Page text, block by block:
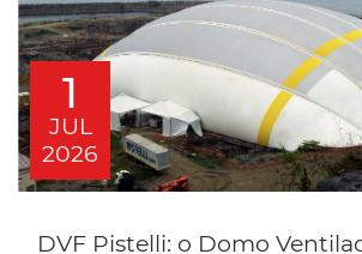
1
JUL
2026
DVF Pistelli: o Domo